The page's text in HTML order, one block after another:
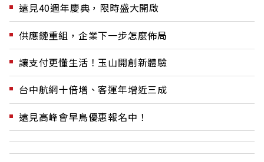
遠見40週年慶典，限時盛大開啟
供應鏈重組，企業下一步怎麼佈局
讓支付更懂生活！玉山開創新體驗
台中航網十倍增、客運年增近三成
遠見高峰會早鳥優惠報名中！